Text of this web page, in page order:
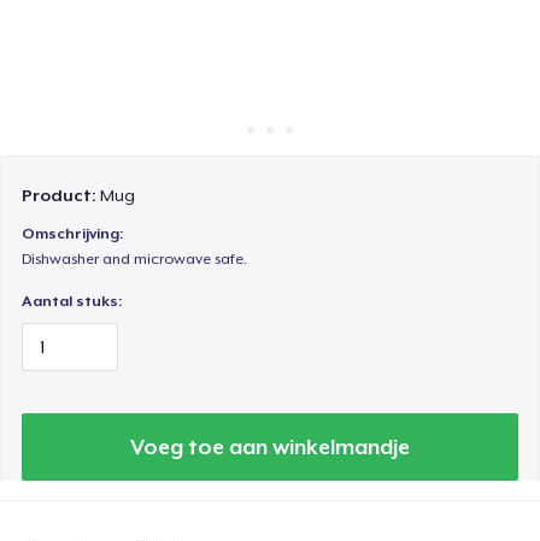
Product:Mug
Omschrijving:
Dishwasher and microwave safe.
Aantal stuks:
Voeg toe aan winkelmandje